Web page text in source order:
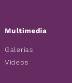
Multimedia
Galerías
Videos